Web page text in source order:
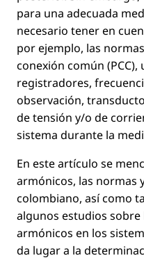
para una adecuada
necesario tener en
por ejemplo, las
conexión común
registradores,
observación,
de tensión y/o de
sistema durante la
En este artículo se
armónicos, las normas
colombiano, así como
algunos estudios sobre
armónicos en los
da lugar a la